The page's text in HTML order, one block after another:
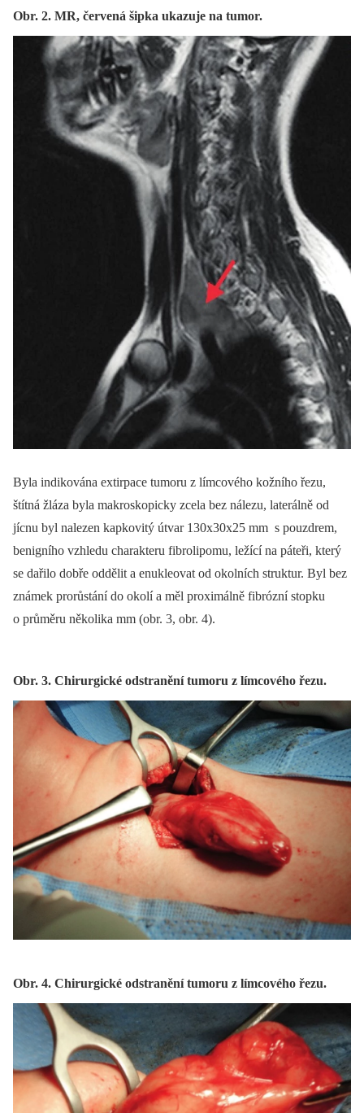
Obr. 2. MR, červená šipka ukazuje na tumor.
Byla indikována extirpace tumoru z límcového kožního řezu,
štítná žláza byla makroskopicky zcela bez nálezu, laterálně od
jícnu byl nalezen kapkovitý útvar 130x30x25 mm s pouzdrem,
benigního vzhledu charakteru fibrolipomu, ležící na páteři, který
se dařilo dobře oddělit a enukleovat od okolních struktur. Byl bez
známek prorůstání do okolí a měl proximálně fibrózní stopku
o průměru několika mm (obr. 3, obr. 4).
Obr. 3. Chirurgické odstranění tumoru z límcového řezu.
Obr. 4. Chirurgické odstranění tumoru z límcového řezu.